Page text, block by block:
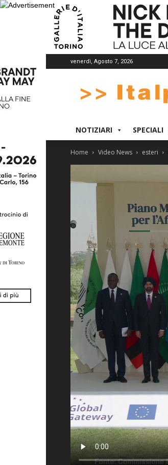
venerdì, Agosto 7, 2026
NOTIZIARI SPECIALI
Home Video News esteri